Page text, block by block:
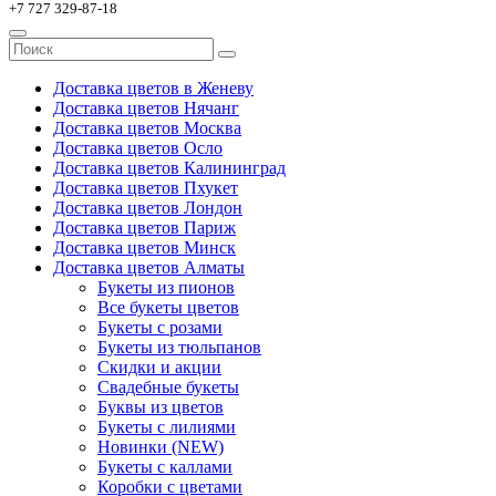
+7 727 329-87-18
Доставка цветов в Женеву
Доставка цветов Нячанг
Доставка цветов Москва
Доставка цветов Осло
Доставка цветов Калининград
Доставка цветов Пхукет
Доставка цветов Лондон
Доставка цветов Париж
Доставка цветов Минск
Доставка цветов Алматы
Букеты из пионов
Все букеты цветов
Букеты с розами
Букеты из тюльпанов
Скидки и акции
Свадебные букеты
Буквы из цветов
Букеты с лилиями
Новинки (NEW)
Букеты с каллами
Коробки с цветами